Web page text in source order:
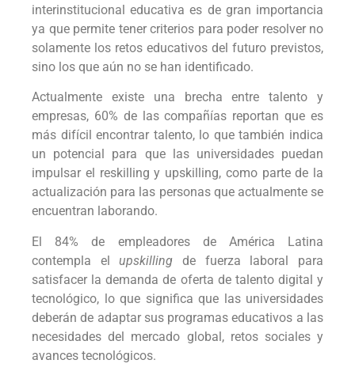
interinstitucional educativa es de gran importancia
ya que permite tener criterios para poder resolver no
solamente los retos educativos del futuro previstos,
sino los que aún no se han identificado.
Actualmente existe una brecha entre talento y
empresas, 60% de las compañías reportan que es
más difícil encontrar talento, lo que también indica
un potencial para que las universidades puedan
impulsar el reskilling y upskilling, como parte de la
actualización para las personas que actualmente se
encuentran laborando.
El 84% de empleadores de América Latina
contempla elupskillingde fuerza laboral para
satisfacer la demanda de oferta de talento digital y
tecnológico, lo que significa que las universidades
deberán de adaptar sus programas educativos a las
necesidades del mercado global, retos sociales y
avances tecnológicos.